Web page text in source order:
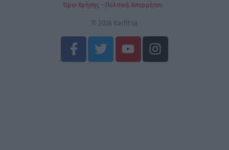
Όροι Χρήσης – Πολιτική Απορρήτου
© 2026 Karfitsa